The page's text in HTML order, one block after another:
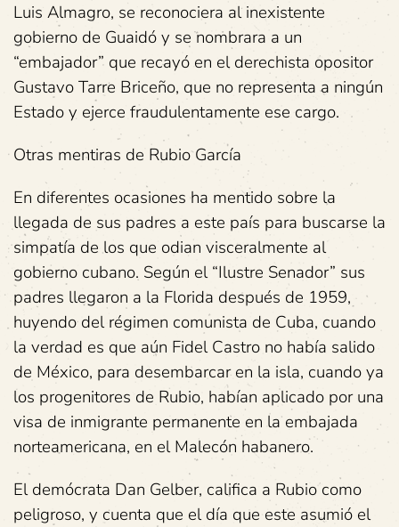
Luis Almagro, se reconociera al inexistente
gobierno de Guaidó y se nombrara a un
“embajador” que recayó en el derechista opositor
Gustavo Tarre Briceño, que no representa a ningún
Estado y ejerce fraudulentamente ese cargo.
Otras mentiras de Rubio García
En diferentes ocasiones ha mentido sobre la
llegada de sus padres a este país para buscarse la
simpatía de los que odian visceralmente al
gobierno cubano. Según el “Ilustre Senador” sus
padres llegaron a la Florida después de 1959,
huyendo del régimen comunista de Cuba, cuando
la verdad es que aún Fidel Castro no había salido
de México, para desembarcar en la isla, cuando ya
los progenitores de Rubio, habían aplicado por una
visa de inmigrante permanente en la embajada
norteamericana, en el Malecón habanero.
El demócrata Dan Gelber, califica a Rubio como
peligroso, y cuenta que el día que este asumió el